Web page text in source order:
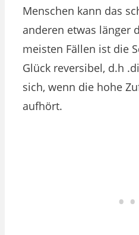
Menschen kann das
anderen etwas länger
meisten Fällen ist die
Glück reversibel, d.h
sich, wenn die hohe
aufhört.